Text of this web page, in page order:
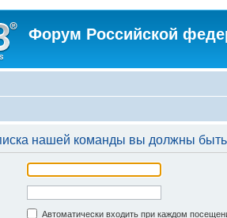
Форум Российской
нашей команды вы должны
Автоматически входить при каждом